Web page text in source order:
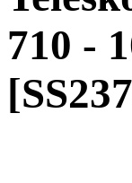
710 -